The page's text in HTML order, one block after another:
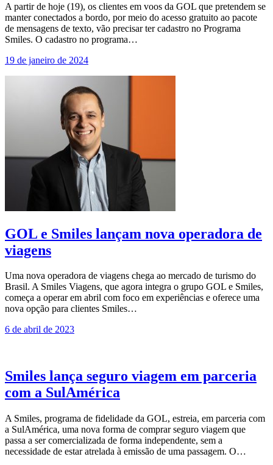
A partir de hoje (19), os clientes em voos da GOL que pretendem se
manter conectados a bordo, por meio do acesso gratuito ao pacote
de mensagens de texto, vão precisar ter cadastro no Programa
Smiles. O cadastro no programa…
19 de janeiro de 2024
GOL e Smiles lançam nova operadora de
viagens
Uma nova operadora de viagens chega ao mercado de turismo do
Brasil. A Smiles Viagens, que agora integra o grupo GOL e Smiles,
começa a operar em abril com foco em experiências e oferece uma
nova opção para clientes Smiles…
6 de abril de 2023
Smiles lança seguro viagem em parceria
com a SulAmérica
A Smiles, programa de fidelidade da GOL, estreia, em parceria com
a SulAmérica, uma nova forma de comprar seguro viagem que
passa a ser comercializada de forma independente, sem a
necessidade de estar atrelada à emissão de uma passagem. O…